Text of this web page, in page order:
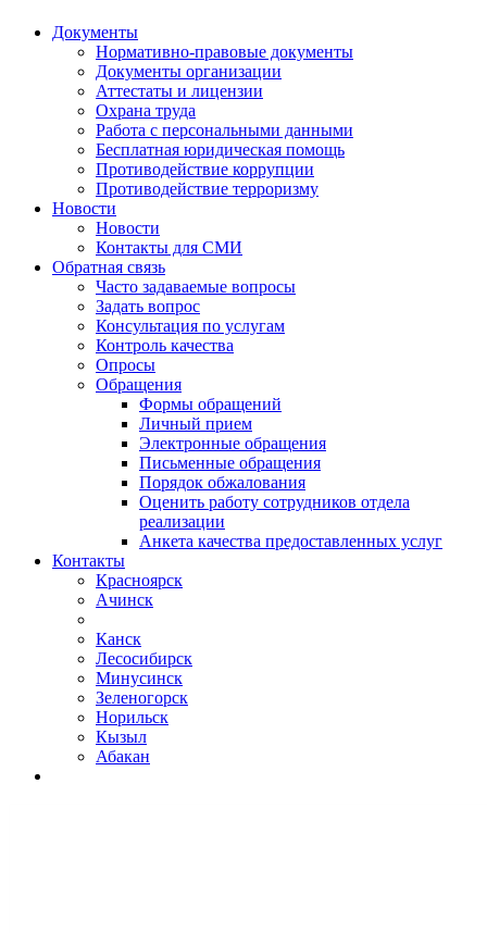
Документы
Нормативно-правовые документы
Документы организации
Аттестаты и лицензии
Охрана труда
Работа с персональными данными
Бесплатная юридическая помощь
Противодействие коррупции
Противодействие терроризму
Новости
Новости
Контакты для СМИ
Обратная связь
Часто задаваемые вопросы
Задать вопрос
Консультация по услугам
Контроль качества
Опросы
Обращения
Формы обращений
Личный прием
Электронные обращения
Письменные обращения
Порядок обжалования
Оценить работу сотрудников отдела
реализации
Анкета качества предоставленных услуг
Контакты
Красноярск
Ачинск
Канск
Лесосибирск
Минусинск
Зеленогорск
Норильск
Кызыл
Абакан